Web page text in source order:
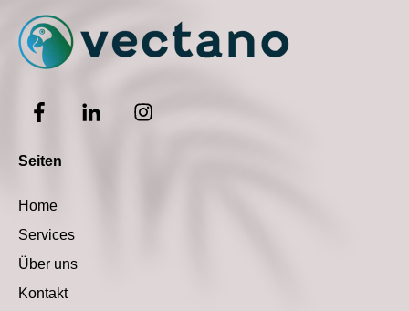
Seiten
Home
Services
Über uns
Kontakt